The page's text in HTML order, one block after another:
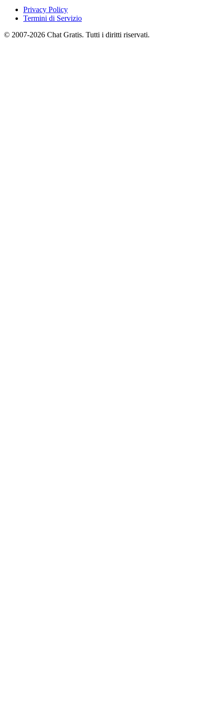
Privacy Policy
Termini di Servizio
© 2007-2026 Chat Gratis. Tutti i diritti riservati.